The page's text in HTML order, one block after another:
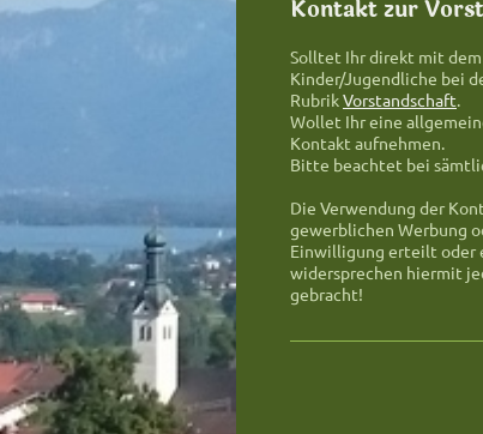
Kontakt zur
Solltet Ihr direkt mit dem
Kinder/Jugendliche bei
RubrikVorstandschaft.
Wollet Ihr eine
Kontakt aufnehmen.
Bitte beachtet bei
Die Verwendung der
gewerblichen Werbung
Einwilligung erteilt oder
widersprechen hiermit
gebracht!